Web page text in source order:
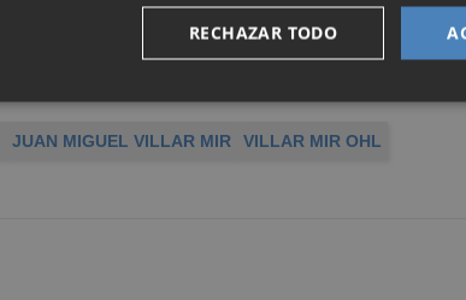
JUAN MIGUEL VILLAR MIR
VILLAR MIR OHL
RECHAZAR TODO